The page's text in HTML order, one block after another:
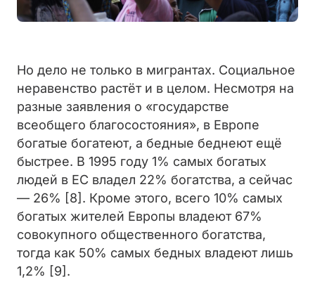
Но дело не только в мигрантах. Социальное
неравенство растёт и в целом. Несмотря на
разные заявления о «государстве
всеобщего благосостояния», в Европе
богатые богатеют, а бедные беднеют ещё
быстрее. В 1995 году 1% самых богатых
людей в ЕС владел 22% богатства, а сейчас
— 26% [8]. Кроме этого, всего 10% самых
богатых жителей Европы владеют 67%
совокупного общественного богатства,
тогда как 50% самых бедных владеют лишь
1,2% [9].